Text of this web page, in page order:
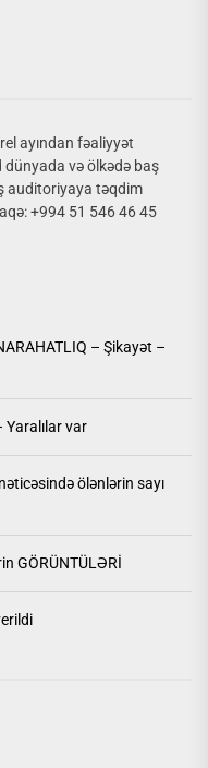
ayından fəaliyyət
dünyada və ölkədə baş
auditoriyaya təqdim
+994 51 546 46 45
– Şikayət –
Yaralılar var
ölənlərin sayı
GÖRÜNTÜLƏRİ